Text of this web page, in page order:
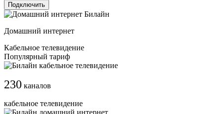
Подключить
Домашний интернет
Кабельное телевидение
Популярный тариф
230 каналов
кабельное телевидение